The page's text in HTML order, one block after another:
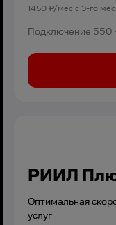
1450₽/мес с 3-го
Подключение 550
РИИЛ
Оптимальная
услуг